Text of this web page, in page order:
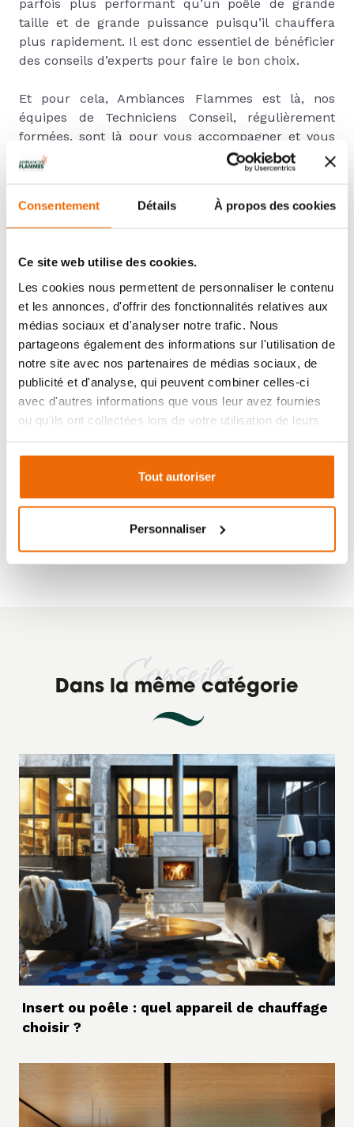
Consentement Détails À propos des cookies
Ce site web utilise des cookies.
Les cookies nous permettent de personnaliser le contenu
et les annonces, d'offrir des fonctionnalités relatives aux
médias sociaux et d'analyser notre trafic. Nous
partageons également des informations sur l'utilisation de
notre site avec nos partenaires de médias sociaux, de
publicité et d'analyse, qui peuvent combiner celles-ci
avec d'autres informations que vous leur avez fournies
ou qu'ils ont collectées lors de votre utilisation de leurs
Tout autoriser
Personnaliser
PARTAGER
parfois plus performant qu’un poêle de grande
taille et de grande puissance puisqu’il chauffera
plus rapidement. Il est donc essentiel de bénéficier
des conseils d’experts pour faire le bon choix.
Et pour cela, Ambiances Flammes est là, nos
équipes de Techniciens Conseil, régulièrement
formées, sont là pour vous accompagner et vous
proposer le poêle à bois le mieux adapté à vos
besoins.
#accumulation #convection naturelle
#performance #poêle de masse
#poêle à bois
Conseils
Dans la même catégorie
Insert ou poêle : quel appareil de chauffage
choisir ?